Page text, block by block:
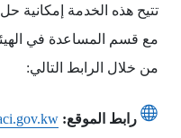
تتيح هذه الخدمة إمكانية
مع قسم المساعدة في
من خلال الرابط التالي:
رابط الموقع: